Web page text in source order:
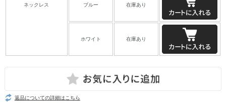
ネックレス ブルー 在庫あり
ホワイト 在庫あり
返品についての詳細はこちら